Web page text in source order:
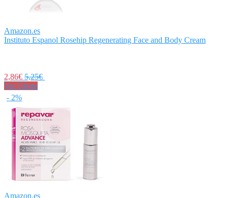
Amazon.es
Instituto Espanol Rosehip Regenerating Face and Body Cream
2,86€ 5,25€
Ver Oferta
- 2%
Amazon.es